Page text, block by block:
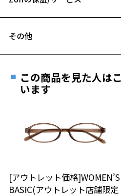
お気に入り
フレームとレンズの合計
安心1 フレーム１年間品
きます。
※保証期間内に交換が行われた場合
安心2 視力測定無料
その他
ご希望のお客さまは、「レンズ
最寄りのZoff実店舗にてレンズ
※サングラスやパッケージ品では
談ください。
オンラインストアでフレームの
実店舗で度付きにできます
この商品を見た人は
います
[アウトレット価格]WOMEN’S
BASIC(アウトレット店舗限定